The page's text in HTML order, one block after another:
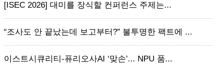
[ISEC 2026] 대미를 장식할 컨퍼런스 주제는...
“조사도 안 끝났는데 보고부터?” 불투명한 팩트에 ...
이스트시큐리티-퓨리오사AI ‘맞손’... NPU 품...